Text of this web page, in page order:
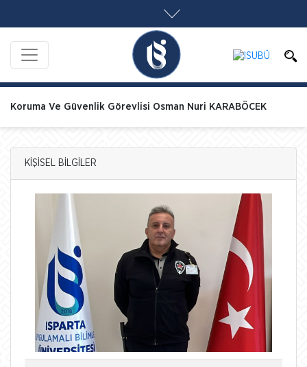
Koruma Ve Güvenlik Görevlisi Osman Nuri KARABÖCEK
KİŞİSEL BİLGİLER